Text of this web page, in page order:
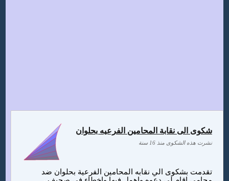
تقدمت بشكوى الي نقابه المحامين الفرعية بحلوان ضد
شكوى الى نقابة المحامين الفرعيه بحلوان
نشرت هذه الشكوى منذ 16 سنة